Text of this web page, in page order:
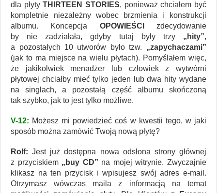
dla płytyTHIRTEEN STORIES, ponieważ chciałem być
kompletnie niezależny wobec brzmienia i konstrukcji
albumu. Koncepcja OPOWIEŚCI
zdecydowanie
by nie zadziałała, gdyby tutaj były trzy „hity”,
a pozostałych 10 utworów było tzw. „zapychaczami”
(jak to ma miejsce na wielu płytach). Pomyślałem więc,
że jakikolwiek menadżer lub człowiek z wytwórni
płytowej chciałby mieć tylko jeden lub dwa hity wydane
na singlach, a pozostałą część albumu skończoną
tak szybko, jak to jest tylko możliwe.
V-12: Możesz mi powiedzieć coś w kwestii tego, w jaki
sposób można zamówić Twoją nową płytę?
Rolf: Jest już dostępna nowa odsłona strony głównej
z przyciskiem „buy CD” na mojej witrynie. Zwyczajnie
klikasz na ten przycisk i wpisujesz swój adres e-mail.
Otrzymasz wówczas maila z informacją na temat